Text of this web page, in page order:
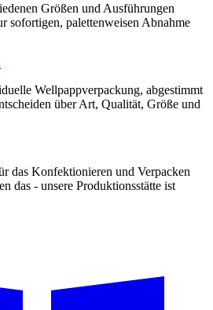
Größen und Ausführungen
sofortigen, palettenweisen Abnahme
Wellpappverpackung, abgestimmt
über Art, Qualität, Größe und
das Konfektionieren und Verpacken
das - unsere Produktionsstätte ist